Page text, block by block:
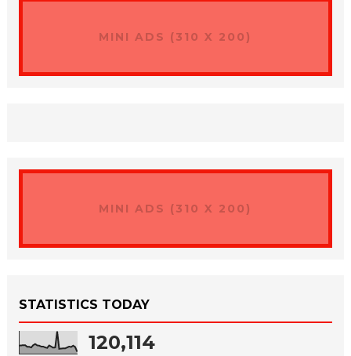
MINI ADS (310 X 200)
MINI ADS (310 X 200)
STATISTICS TODAY
120,114